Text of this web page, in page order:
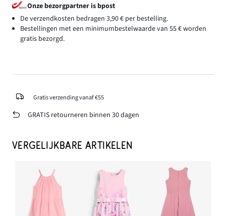
Onze bezorgpartner is bpost
De verzendkosten bedragen 3,90 € per bestelling.
Bestellingen met een minimumbestelwaarde van 55 € worden
gratis bezorgd.
Gratis verzending vanaf €55
GRATIS retourneren binnen 30 dagen
VERGELIJKBARE ARTIKELEN